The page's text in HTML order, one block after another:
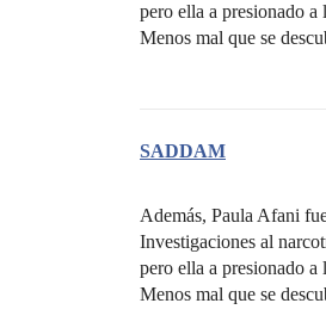
pero ella a presionado a
Menos mal que se
SADDAM
Además, Paula Afani
Investigaciones al
pero ella a presionado a
Menos mal que se